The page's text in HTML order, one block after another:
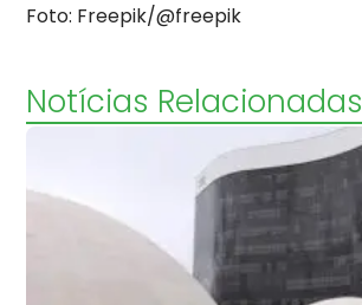
Foto: Freepik/@freepik
Notícias Relacionadas